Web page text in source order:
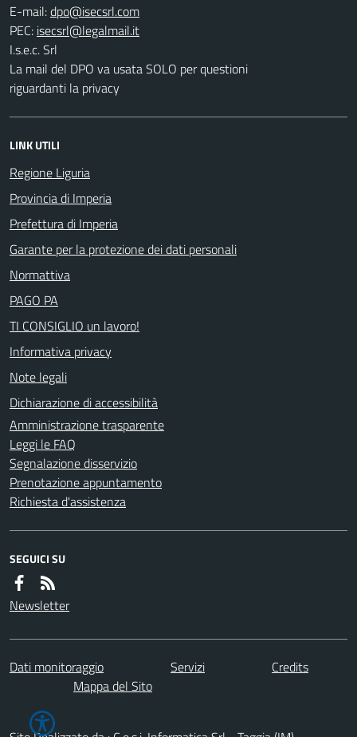
E-mail:
PEC:
I.s.e.c. Srl
La mail del DPO va usata SOLO per questioni
riguardanti la privacy
LINK UTILI
Regione Liguria
Provincia di Imperia
Prefettura di Imperia
Garante per la protezione dei dati personali
Normattiva
PAGO PA
TI CONSIGLIO un lavoro!
Informativa privacy
Note legali
Dichiarazione di accessibilità
Amministrazione trasparente
Leggi le FAQ
Segnalazione disservizio
Prenotazione appuntamento
Richiesta d'assistenza
SEGUICI SU
Newsletter
Dati monitoraggio Servizi
Credits
Mappa del Sito